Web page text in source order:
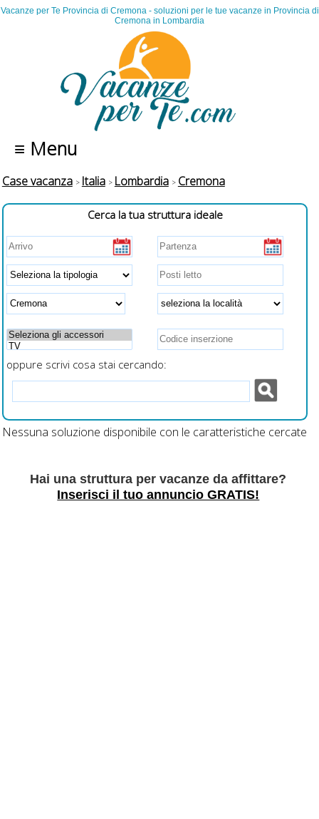
Vacanze per Te Provincia di Cremona - soluzioni per le tue vacanze in Provincia di
Cremona in Lombardia
≡ Menu
Case vacanza Italia Lombardia Cremona
Cerca la tua struttura ideale
oppure scrivi cosa stai cercando:
Nessuna soluzione disponibile con le caratteristiche cercate
Hai una struttura per vacanze da affittare?
Inserisci il tuo annuncio GRATIS!